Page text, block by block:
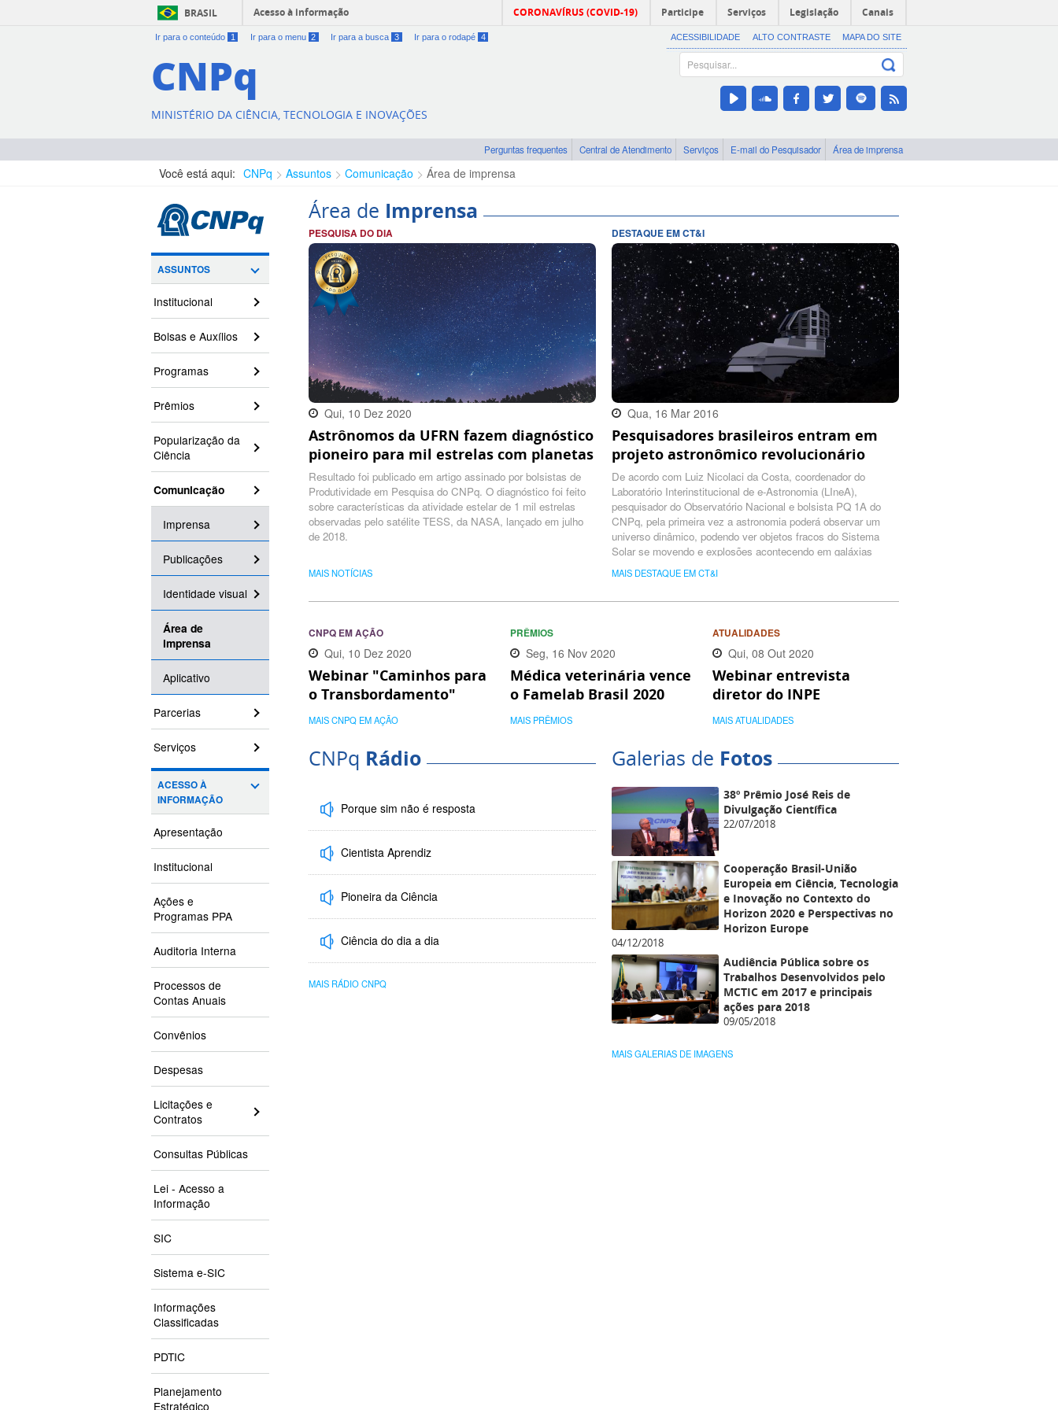
BRASIL Acesso à informação CORONAVÍRUS (COVID-19) Participe Serviços Legislação Canais
Ir para o conteúdo 1 Ir para o menu 2 Ir para a busca 3 Ir para o rodapé 4 ACESSIBILIDADE ALTO CONTRASTE MAPA DO SITE
CNPq
MINISTÉRIO DA CIÊNCIA, TECNOLOGIA E INOVAÇÕES
Perguntas frequentes Central de Atendimento Serviços E-mail do Pesquisador Área de imprensa
Você está aqui: CNPq Assuntos Comunicação Área de imprensa
ASSUNTOS
Institucional
Bolsas e Auxílios
Programas
Prêmios
Popularização da
Ciência
Comunicação
Imprensa
Publicações
Identidade visual
Área de
imprensa
Aplicativo
Parcerias
Serviços
ACESSO À
INFORMAÇÃO
Apresentação
Institucional
Ações e
Programas PPA
Auditoria Interna
Processos de
Contas Anuais
Convênios
Despesas
Licitações e
Contratos
Consultas Públicas
Lei - Acesso a
Informação
SIC
Sistema e-SIC
Informações
Classificadas
PDTIC
Planejamento
Estratégico
Área de Imprensa
PESQUISA DO DIA
Qui, 10 Dez 2020
14:40:00 -0300
Astrônomos da UFRN fazem diagnóstico
pioneiro para mil estrelas com planetas
Resultado foi publicado em artigo assinado por bolsistas de
Produtividade em Pesquisa do CNPq. O diagnóstico foi feito
sobre características da atividade estelar de 1 mil estrelas
observadas pelo satélite TESS, da NASA, lançado em julho
de 2018.
MAIS NOTÍCIAS
DESTAQUE EM CT&I
Qua, 16 Mar 2016
18:37:00 -0300
Pesquisadores brasileiros entram em
projeto astronômico revolucionário
De acordo com Luiz Nicolaci da Costa, coordenador do
Laboratório Interinstitucional de e-Astronomia (LIneA),
pesquisador do Observatório Nacional e bolsista PQ 1A do
CNPq, pela primeira vez a astronomia poderá observar um
universo dinâmico, podendo ver objetos fracos do Sistema
Solar se movendo e explosões acontecendo em galáxias
distantes.
MAIS DESTAQUE EM CT&I
CNPQ EM AÇÃO
Qui, 10 Dez 2020
17:51:00 -0300
Webinar "Caminhos para
o Transbordamento"
acontece na SNCT
MAIS CNPQ EM AÇÃO
PRÊMIOS
Seg, 16 Nov 2020
09:42:00 -0300
Médica veterinária vence
o Famelab Brasil 2020
MAIS PRÊMIOS
ATUALIDADES
Qui, 08 Out 2020
10:32:00 -0300
Webinar entrevista
diretor do INPE
MAIS ATUALIDADES
CNPq Rádio
Porque sim não é resposta
Cientista Aprendiz
Pioneira da Ciência
Ciência do dia a dia
MAIS RÁDIO CNPQ
Galerias de Fotos
38º Prêmio José Reis de
Divulgação Científica
22/07/2018
Cooperação Brasil-União
Europeia em Ciência, Tecnologia
e Inovação no Contexto do
Horizon 2020 e Perspectivas no
Horizon Europe
04/12/2018
Audiência Pública sobre os
Trabalhos Desenvolvidos pelo
MCTIC em 2017 e principais
ações para 2018
09/05/2018
MAIS GALERIAS DE IMAGENS